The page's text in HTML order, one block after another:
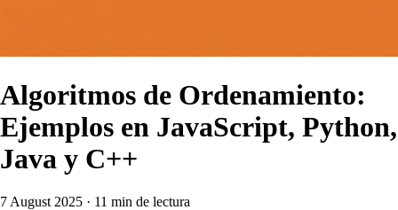
Algoritmos de Ordenamiento:
Ejemplos en JavaScript, Python,
Java y C++
7 August 2025 · 11 min de lectura